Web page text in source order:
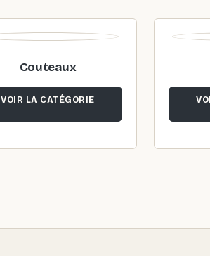
Couteaux
VOIR LA CATÉGORIE